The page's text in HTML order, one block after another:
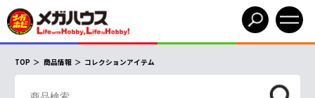
TOP 商品情報 コレクションアイテム